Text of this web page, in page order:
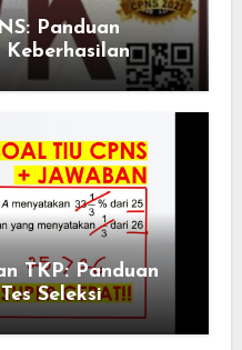
Panduan
TKP: Panduan
Seleksi